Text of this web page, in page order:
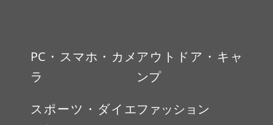
PC・スマホ・カメ
ラ
アウトドア・キャ
ンプ
スポーツ・ダイエファッション